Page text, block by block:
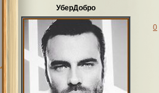
УберДобро
0